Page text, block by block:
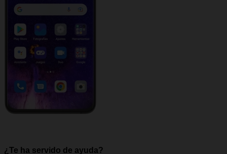
¿Te ha servido de ayuda?